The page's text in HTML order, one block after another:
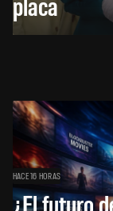
HACE 16 HORAS
¿El futuro